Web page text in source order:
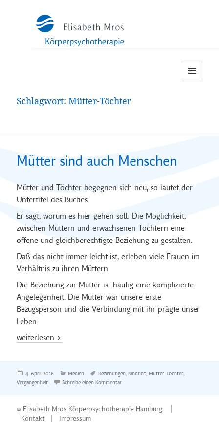
Schlagwort:Mütter-Töchter
Mütter sind auch Menschen
Mütter und Töchter begegnen sich neu, so lautet der
Untertitel des Buches.
Er sagt, worum es hier gehen soll: Die Möglichkeit,
zwischen Müttern und erwachsenen Töchtern eine
offene und gleichberechtigte Beziehung zu gestalten.
Daß das nicht immer leicht ist, erleben viele Frauen im
Verhältnis zu ihren Müttern.
Die Beziehung zur Mutter ist häufig eine komplizierte
Angelegenheit. Die Mutter war unsere erste
Bezugsperson und die Verbindung mit ihr prägte unser
Leben.
Mütter sind auch Menschen
weiterlesen
Veröffentlicht
am
4. April 2016 Kategorien
Medien Schlagwörter
Beziehungen,Kindheit,Mütter-Töchter,
Vergangenheit
Schreibe einen Kommentarzu Mütter sind auch Menschen
© Elisabeth Mros Körperpsychotherapie Hamburg |
Kontakt
Impressum